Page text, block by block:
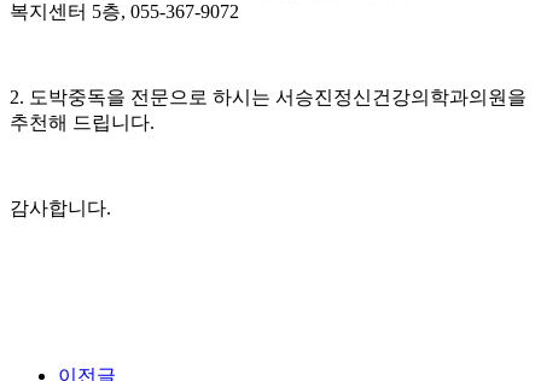
복지센터 5층, 055-367-9072
2. 도박중독을 전문으로 하시는 서승진정신건강의학과의원을
추천해 드립니다.
감사합니다.
이전글